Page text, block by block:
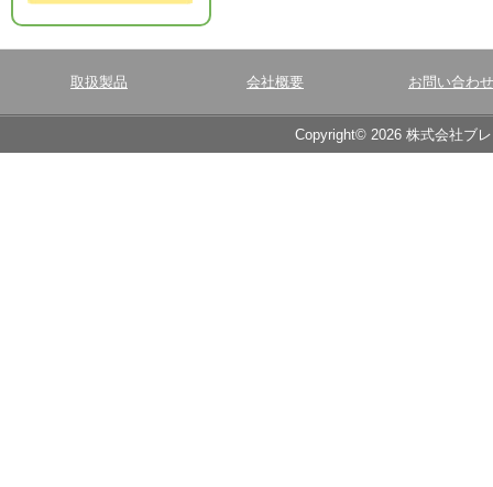
取扱製品 会社概要 お問い合わせ
Copyright© 2026 株式会社ブ